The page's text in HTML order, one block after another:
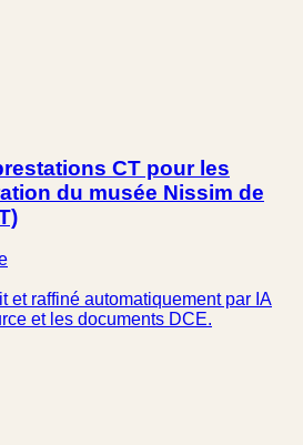
CT pour les
du musée Nissim de
et raffiné automatiquement par IA
et les documents DCE.